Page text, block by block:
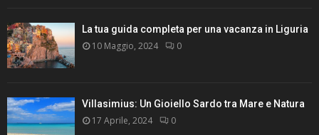
La tua guida completa per una vacanza in Liguria
10 Maggio, 2024 0
Villasimius: Un Gioiello Sardo tra Mare e Natura
17 Aprile, 2024 0